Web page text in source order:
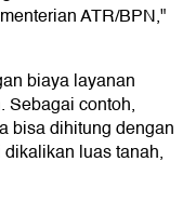
ATR/BPN,"
biaya layanan
Sebagai contoh,
bisa dihitung dengan
luas tanah,